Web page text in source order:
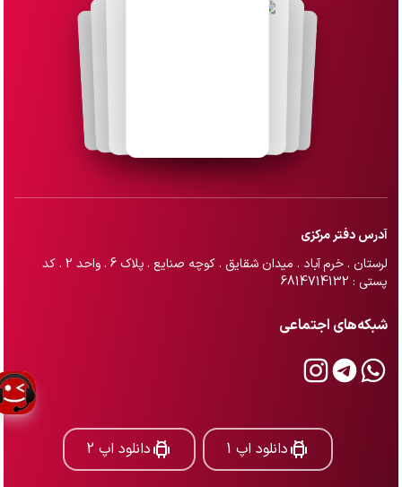
آدرس دفتر مرکزی
لرستان . خرم آباد . میدان شقایق . کوچه صنایع . پلاک 6 . واحد 2 . کد
پستی : 6814714132
شبکه‌های اجتماعی
دانلود اپ 1 دانلود اپ 2